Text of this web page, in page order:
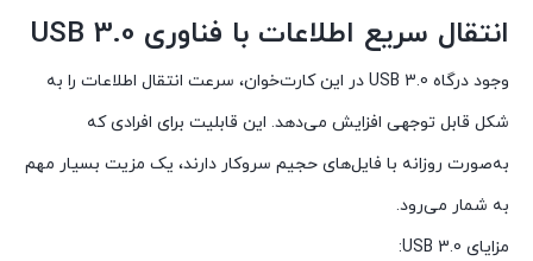
انتقال سریع اطلاعات با فناوری USB 3.0
وجود درگاه USB 3.0 در این کارت‌خوان، سرعت انتقال اطلاعات را به
شکل قابل توجهی افزایش می‌دهد. این قابلیت برای افرادی که
به‌صورت روزانه با فایل‌های حجیم سروکار دارند، یک مزیت بسیار مهم
به شمار می‌رود.
مزایای USB 3.0: